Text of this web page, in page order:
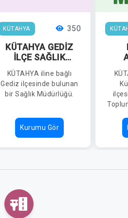
KÜTAHYA 350
KÜTAHYA GEDİZ
İLÇE SAĞLIK
MÜDÜRLÜĞÜ
KÜTAHYA iline bağlı
Gediz ilçesinde bulunan
bir Sağlık Müdürlüğü.
Kurumu Gör